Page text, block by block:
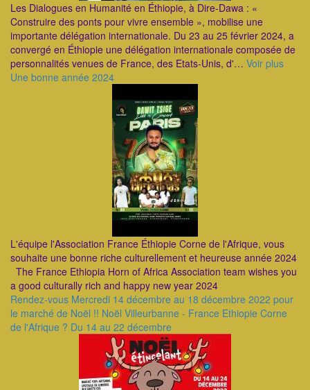
Les Dialogues en Humanité en Éthiopie, à Dire-Dawa : «
Construire des ponts pour vivre ensemble », mobilise une
importante délégation internationale. Du 23 au 25 février 2024, a
convergé en Éthiopie une délégation internationale composée de
personnalités venues de France, des Etats-Unis, d'… Voir plus
Une bonne année 2024
L'équipe l'Association France Éthiopie Corne de l'Afrique, vous
souhaite une bonne riche culturellement et heureuse année 2024
The France Ethiopia Horn of Africa Association team wishes you
a good culturally rich and happy new year 2024
Rendez-vous Mercredi 14 décembre au 18 décembre 2022 pour
le marché de Noël !! Noël Villeurbanne - France Ethiopie Corne
de l'Afrique ? Du 14 au 22 décembre